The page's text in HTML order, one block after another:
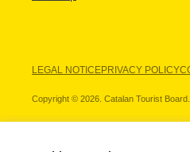
LEGAL NOTICEPRIVACY POLICY
Copyright © 2026. Catalan Tourist